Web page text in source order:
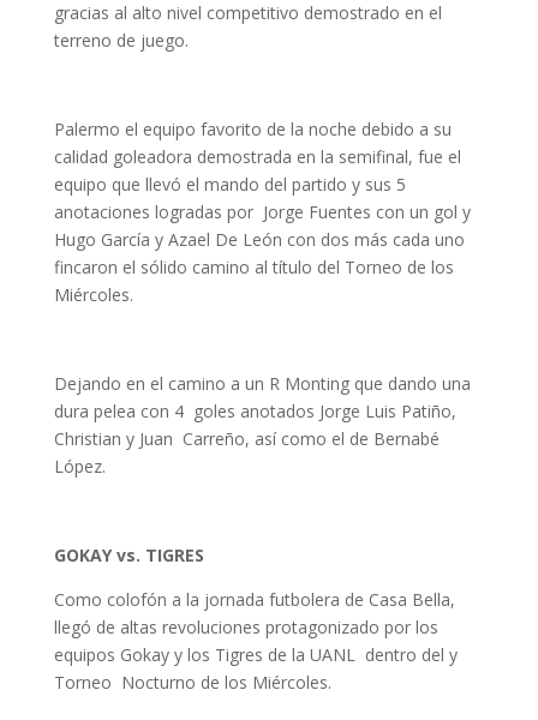
gracias al alto nivel competitivo demostrado en el
terreno de juego.
Palermo el equipo favorito de la noche debido a su
calidad goleadora demostrada en la semifinal, fue el
equipo que llevó el mando del partido y sus 5
anotaciones logradas por Jorge Fuentes con un gol y
Hugo García y Azael De León con dos más cada uno
fincaron el sólido camino al título del Torneo de los
Miércoles.
Dejando en el camino a un R Monting que dando una
dura pelea con 4 goles anotados Jorge Luis Patiño,
Christian y Juan Carreño, así como el de Bernabé
López.
GOKAY vs. TIGRES
Como colofón a la jornada futbolera de Casa Bella,
llegó de altas revoluciones protagonizado por los
equipos Gokay y los Tigres de la UANL dentro del y
Torneo Nocturno de los Miércoles.